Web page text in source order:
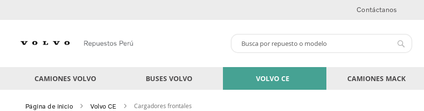
Contáctanos
CAMIONES VOLVO BUSES VOLVO VOLVO CE CAMIONES MACK
Página de inicio Volvo CE Cargadores frontales